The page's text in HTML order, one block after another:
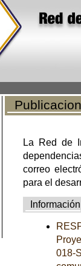
La Red de
correo
para el
Información
018-